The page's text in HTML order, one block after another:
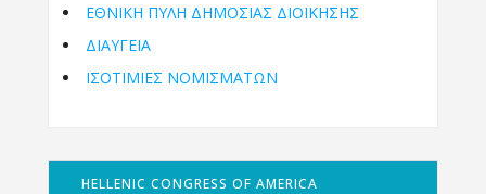
ΕΘΝΙΚΉ ΠΎΛΗ ΔΗΜΌΣΙΑΣ ΔΙΟΊΚΗΣΗΣ
ΔΙΑΥΓΕΙΑ
ΙΣΟΤΙΜΙΕΣ ΝΟΜΙΣΜΑΤΩΝ
HELLENIC CONGRESS OF AMERICA